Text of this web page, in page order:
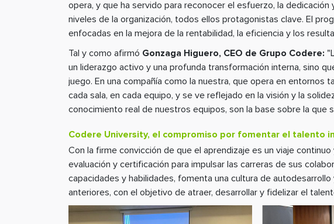
opera, y que ha servido para reconocer el esfuerzo, la
niveles de la organización, todos ellos protagonistas clave. El
enfocadas en la mejora de la rentabilidad, la eficiencia y los
Tal y como afirmó Gonzaga Higuero, CEO de Grupo Codere:
un liderazgo activo y una profunda transformación interna, sino
juego. En una compañía como la nuestra, que opera en
cada sala, en cada equipo, y se ve reflejado en la visión y la
conocimiento real de nuestros equipos, son la base sobre la
Codere University, el compromiso por fomentar el talento
Con la firme convicción de que el aprendizaje es un viaje
evaluación y certificación para impulsar las carreras de sus
capacidades y habilidades, fomenta una cultura de
anteriores, con el objetivo de atraer, desarrollar y fidelizar el